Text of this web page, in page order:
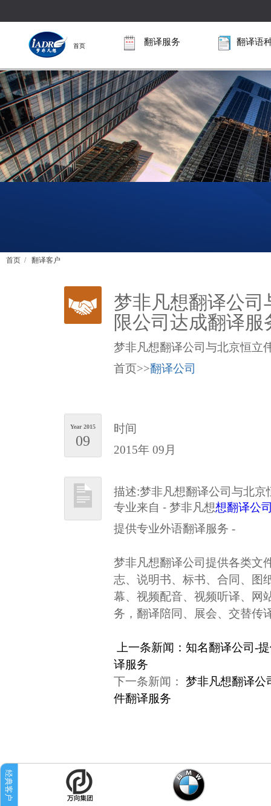
首页 翻译服务 翻译语
首页 / 翻译客户
梦非凡想翻译公
限公司达成翻译服
梦非凡想翻译公司与北京恒立
首页>>翻译公司
Year 2015
09
时间
2015年 09月
描述:梦非凡想翻译公司与北
专业来自 - 梦非凡想想翻译公
提供专业外语翻译服务 -
梦非凡想翻译公司提供各类文
志、说明书、标书、合同、图
幕、视频配音、视频听译、网
务，翻译陪同、展会、交替传
上一条新闻：知名翻译公司-
译服务
下一条新闻：
梦非凡想翻译公
件翻译服务